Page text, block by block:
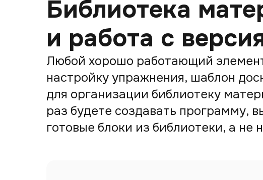
Библиотека
и работа с
Любой хорошо работающий
настройку упражнения, шаблон
для организации библиотеку
раз будете создавать программу,
готовые блоки из библиотеки, а не